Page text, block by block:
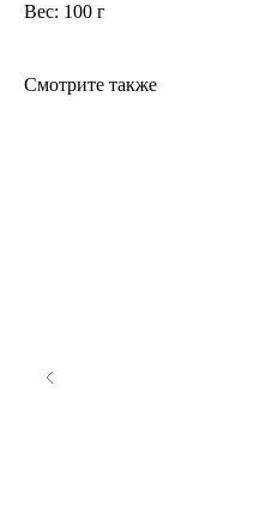
Вес: 100 г
Смотрите также